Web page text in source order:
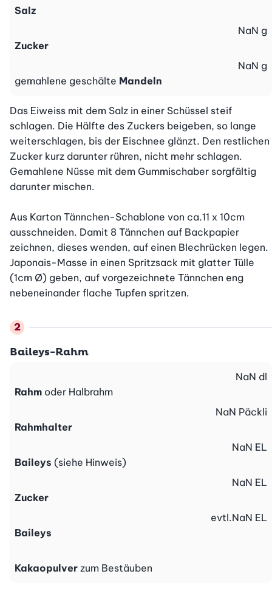
Salz
Zucker
NaN g
gemahlene geschälte Mandeln
NaN g
Das Eiweiss mit dem Salz in einer Schüssel steif
schlagen. Die Hälfte des Zuckers beigeben, so lange
weiterschlagen, bis der Eischnee glänzt. Den restlichen
Zucker kurz darunter rühren, nicht mehr schlagen.
Gemahlene Nüsse mit dem Gummischaber sorgfältig
darunter mischen.
Aus Karton Tännchen-Schablone von ca.11 x 10cm
ausschneiden. Damit 8 Tännchen auf Backpapier
zeichnen, dieses wenden, auf einen Blechrücken legen.
Japonais-Masse in einen Spritzsack mit glatter Tülle
(1cm Ø) geben, auf vorgezeichnete Tännchen eng
nebeneinander flache Tupfen spritzen.
Baileys-Rahm
Rahm oder Halbrahm
NaN dl
Rahmhalter
NaN Päckli
Baileys (siehe Hinweis)
NaN EL
Zucker
NaN EL
Baileys
evtl.NaN EL
Kakaopulver zum Bestäuben